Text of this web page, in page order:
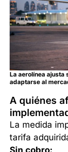
La aerolínea ajusta
adaptarse al
A quiénes
La medida
tarifa
Sin cobro: